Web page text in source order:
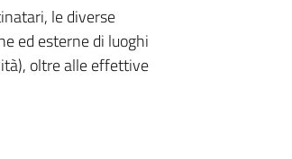
le diverse
ed esterne di luoghi
oltre alle effettive